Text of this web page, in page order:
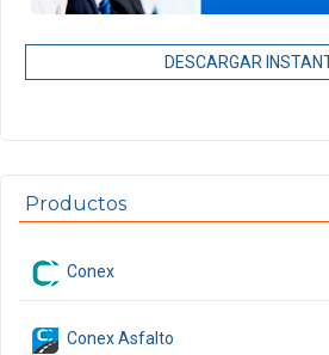
DESCARGAR
Productos
Conex
Conex Asfalto